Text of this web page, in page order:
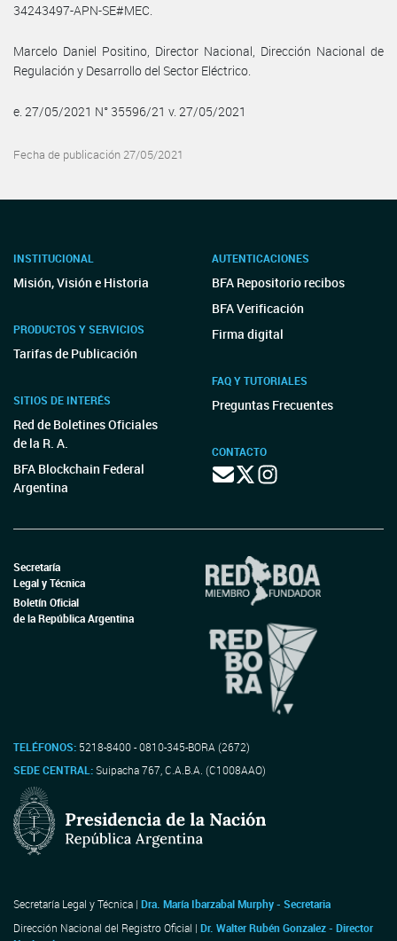
34243497-APN-SE#MEC.
Marcelo Daniel Positino, Director Nacional, Dirección Nacional de
Regulación y Desarrollo del Sector Eléctrico.
e. 27/05/2021 N° 35596/21 v. 27/05/2021
Fecha de publicación 27/05/2021
INSTITUCIONAL
Misión, Visión e Historia
PRODUCTOS Y SERVICIOS
Tarifas de Publicación
SITIOS DE INTERÉS
Red de Boletines Oficiales
de la R. A.
BFA Blockchain Federal
Argentina
AUTENTICACIONES
BFA Repositorio recibos
BFA Verificación
Firma digital
FAQ Y TUTORIALES
Preguntas Frecuentes
CONTACTO
Secretaría
Legal y Técnica
Boletín Oficial
de la República Argentina
TELÉFONOS: 5218-8400 - 0810-345-BORA (2672)
SEDE CENTRAL:Suipacha 767, C.A.B.A. (C1008AAO)
Secretaría Legal y Técnica | Dra. María Ibarzabal Murphy - Secretaria
Dirección Nacional del Registro Oficial | Dr. Walter Rubén Gonzalez - Director